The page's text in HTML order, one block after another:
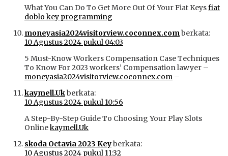
What You Can Do To Get More Out Of Your Fiat Keysfiat
doblo key programming
moneyasia2024visitorview.coconnex.comberkata:
10 Agustus 2024 pukul 04:03
5 Must-Know Workers Compensation Case Techniques
To Know For 2023 workers’ Compensation lawyer –
moneyasia2024visitorview.coconnex.com –
kaymell.Ukberkata:
10 Agustus 2024 pukul 10:56
A Step-By-Step Guide To Choosing Your Play Slots
Onlinekaymell.Uk
skoda Octavia 2023 Keyberkata:
10 Agustus 2024 pukul 11:32